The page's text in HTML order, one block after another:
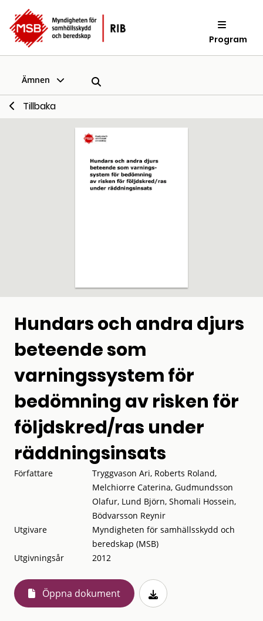
Program
Ämnen
Tillbaka
Hundars och andra djurs
beteende som
varningssystem för
bedömning av risken för
följdskred/ras under
räddningsinsats
Författare
Tryggvason Ari, Roberts Roland,
Melchiorre Caterina, Gudmundsson
Olafur, Lund Björn, Shomali Hossein,
Bödvarsson Reynir
Utgivare
Myndigheten för samhällsskydd och
beredskap (MSB)
Utgivningsår
2012
Öppna dokument